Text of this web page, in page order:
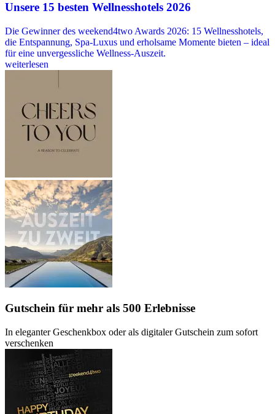
Unsere 15 besten Wellnesshotels 2026
Die Gewinner des weekend4two Awards 2026: 15 Wellnesshotels,
die Entspannung, Spa-Luxus und erholsame Momente bieten – ideal
für eine unvergessliche Wellness-Auszeit.
weiterlesen
Gutschein für mehr als 500 Erlebnisse
In eleganter Geschenkbox oder als digitaler Gutschein zum sofort
verschenken